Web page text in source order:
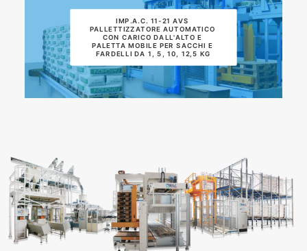
IMP.A.C. 11-21 AVS
PALLETTIZZATORE AUTOMATICO
CON CARICO DALL'ALTO E
PALETTA MOBILE PER SACCHI E
FARDELLI DA 1, 5, 10, 12,5 KG